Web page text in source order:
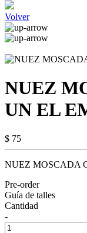
Volver
NUEZ
UN EL
$ 75
NUEZ MOSCADA
Pre-order
Guía de talles
Cantidad
-